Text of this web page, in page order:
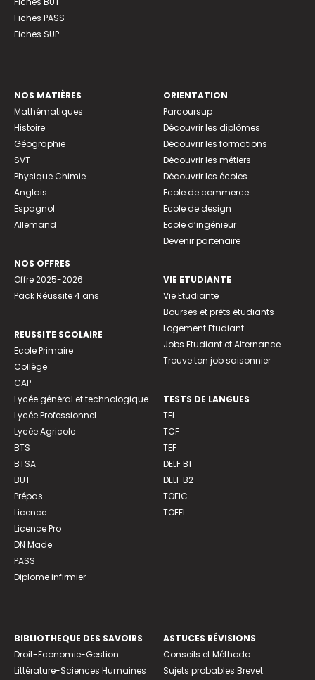
Fiches PASS
Fiches SUP
NOS MATIÈRES
Mathématiques
Histoire
Géographie
SVT
Physique Chimie
Anglais
Espagnol
Allemand
NOS OFFRES
Offre 2025-2026
Pack Réussite 4 ans
REUSSITE SCOLAIRE
Ecole Primaire
Collège
CAP
Lycée général et technologique
Lycée Professionnel
Lycée Agricole
BTS
BTSA
BUT
Prépas
Licence
Licence Pro
DN Made
PASS
Diplome infirmier
ORIENTATION
Parcoursup
Découvrir les diplômes
Découvrir les formations
Découvrir les métiers
Découvrir les écoles
Ecole de commerce
Ecole de design
Ecole d’ingénieur
Devenir partenaire
VIE ETUDIANTE
Vie Etudiante
Bourses et prêts étudiants
Logement Etudiant
Jobs Etudiant et Alternance
Trouve ton job saisonnier
TESTS DE LANGUES
TFI
TCF
TEF
DELF B1
DELF B2
TOEIC
TOEFL
BIBLIOTHEQUE DES SAVOIRS
Droit-Economie-Gestion
Littérature-Sciences Humaines
ASTUCES RÉVISIONS
Conseils et Méthodo
Sujets probables Brevet